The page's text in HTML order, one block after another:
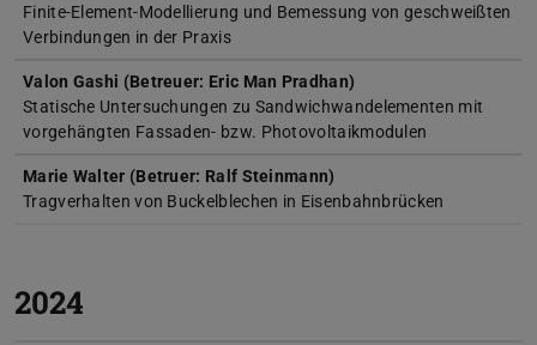
Finite-Element-Modellierung und Bemessung von geschweißten
Verbindungen in der Praxis
Valon Gashi (Betreuer: Eric Man Pradhan)
Statische Untersuchungen zu Sandwichwandelementen mit
vorgehängten Fassaden- bzw. Photovoltaikmodulen
Marie Walter (Betruer: Ralf Steinmann)
Tragverhalten von Buckelblechen in Eisenbahnbrücken
2024